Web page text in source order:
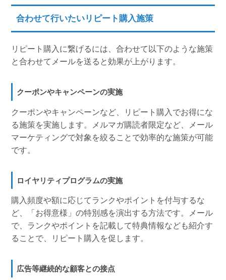
合わせて行いたいリピート購入施策
リピート購入に繋げるには、合わせて以下のような施策
と合わせてメールを送ると効果が上がります。
クーポンやキャンペーンの実施
クーポンやキャンペーンなど、リピート購入でお得にな
る施策を実施します。メルマガ購読者限定など、メール
マーケティングで対象を絞ることで効率的な施策が可能
です。
ロイヤリティプログラムの実施
購入頻度や額に応じてランクやポイントを付与するな
ど、「お得意様」の特別感を演出する方法です。メール
で、ランクやポイントを記載して特典情報なども紹介す
ることで、リピート購入を促します。
広告等継続的な顧客との接点